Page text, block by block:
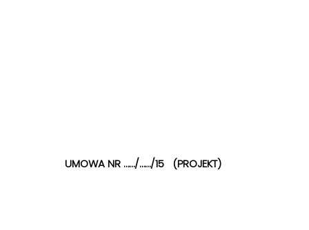
UMOWA NR ……/……/15 (PROJEKT)